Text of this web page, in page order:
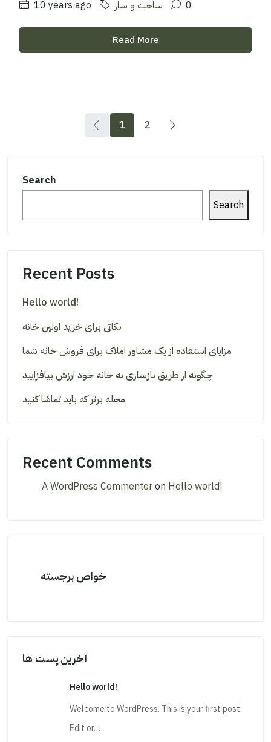
10 years ago ساخت و ساز 0
Read More
1 2
Search
Search
Recent Posts
Hello world!
نکاتی برای خرید اولین خانه
مزایای استفاده از یک مشاور املاک برای فروش خانه شما
چگونه از طریق بازسازی به خانه خود ارزش بیافزایید
محله برتر که باید تماشا کنید
Recent Comments
A WordPress Commenteron Hello world!
خواص برجسته
آخرین پست ها
Hello world!
Welcome to WordPress. This is your first post.
Edit or…